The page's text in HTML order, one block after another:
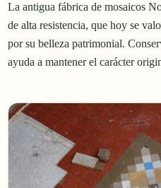
La antigua fábrica de mosaicos
de alta resistencia, que hoy se
por su belleza patrimonial.
ayuda a mantener el carácter